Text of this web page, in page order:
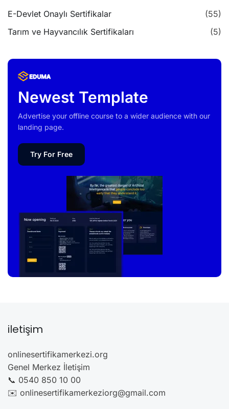
E-Devlet Onaylı Sertifikalar
(55)
Tarım ve Hayvancılık Sertifikaları
(5)
Newest Template
Advertise your offline course to a wider audience with our
landing page.
Try For Free
iletişim
onlinesertifikamerkezi.org
Genel Merkez İletişim
📞 0540 850 10 00
✉️ onlinesertifikamerkeziorg@gmail.com